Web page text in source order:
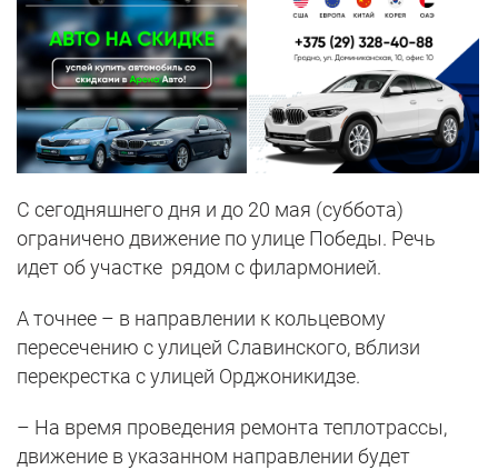
С сегодняшнего дня и до 20 мая (суббота)
ограничено движение по улице Победы. Речь
идет об участке рядом с филармонией.
А точнее – в направлении к кольцевому
пересечению с улицей Славинского, вблизи
перекрестка с улицей Орджоникидзе.
– На время проведения ремонта теплотрассы,
движение в указанном направлении будет